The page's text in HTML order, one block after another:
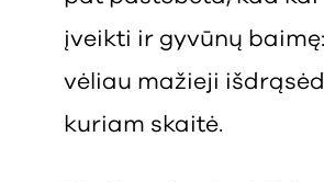
įveikti ir gyvūnų
vėliau mažieji
kuriam skaitė.